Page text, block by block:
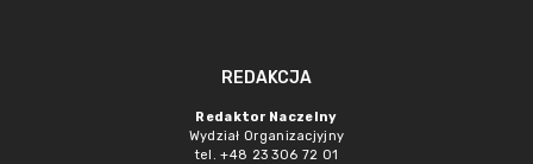
REDAKCJA
Redaktor Naczelny
Wydział Organizacjyjny
tel. +48 23 306 72 01